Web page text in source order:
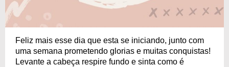
Feliz mais esse dia que esta se iniciando, junto com
uma semana prometendo glorias e muitas conquistas!
Levante a cabeça respire fundo e sinta como é